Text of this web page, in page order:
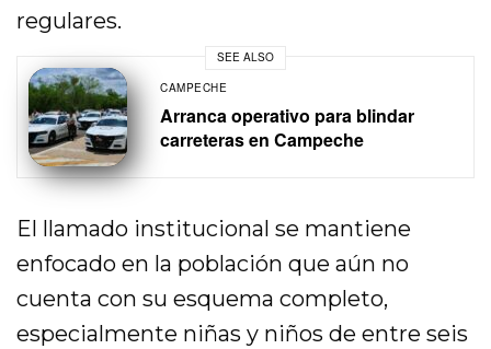
regulares.
SEE ALSO
CAMPECHE
Arranca operativo para blindar
carreteras en Campeche
El llamado institucional se mantiene
enfocado en la población que aún no
cuenta con su esquema completo,
especialmente niñas y niños de entre seis